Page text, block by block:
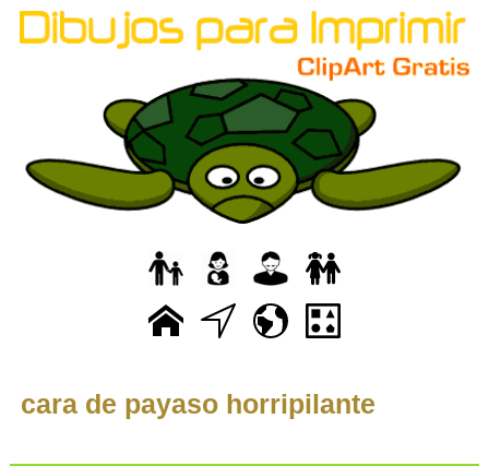
cara de payaso horripilante